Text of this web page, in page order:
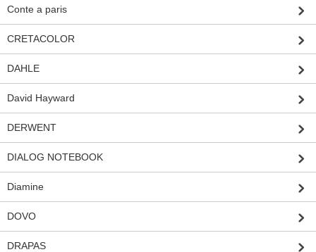
Conte a paris
CRETACOLOR
DAHLE
David Hayward
DERWENT
DIALOG NOTEBOOK
Diamine
DOVO
DRAPAS